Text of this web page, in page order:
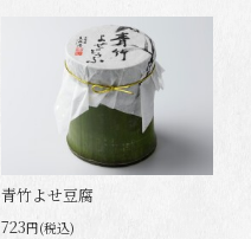
青竹よせ豆腐
723円(税込)